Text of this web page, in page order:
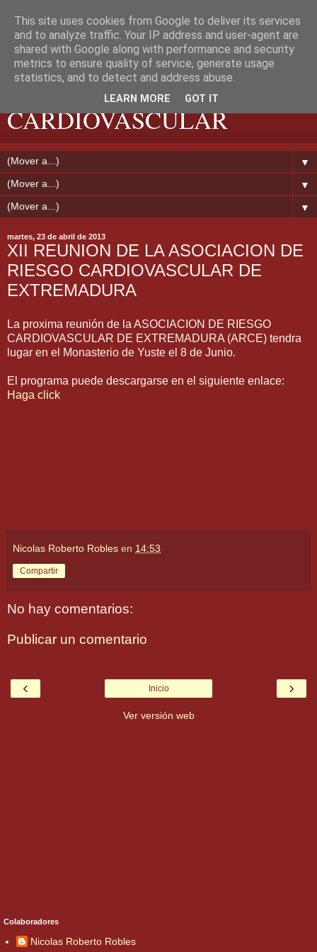
EXTREMADURA
CARDIOVASCULAR
▼
▼
▼
martes, 23 de abril de 2013
XII REUNION DE LA ASOCIACION DE
RIESGO CARDIOVASCULAR DE
EXTREMADURA
La proxima reunión de la ASOCIACION DE RIESGO
CARDIOVASCULAR DE EXTREMADURA (ARCE) tendra
lugar en el Monasterio de Yuste el 8 de Junio.
El programa puede descargarse en el siguiente enlace:
Haga click
Nicolas Roberto Robles en 14:53
Compartir
No hay comentarios:
Publicar un comentario
‹ ›
Inicio
Ver versión web
Colaboradores
Nicolas Roberto Robles
This site uses cookies from Google to deliver its services
and to analyze traffic. Your IP address and user-agent are
shared with Google along with performance and security
metrics to ensure quality of service, generate usage
statistics, and to detect and address abuse.
LEARN MORE GOT IT